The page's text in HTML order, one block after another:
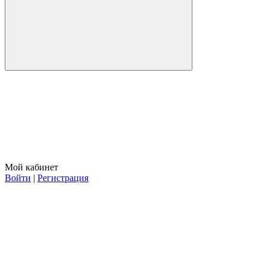
Мой кабинет
Войти | Регистрация